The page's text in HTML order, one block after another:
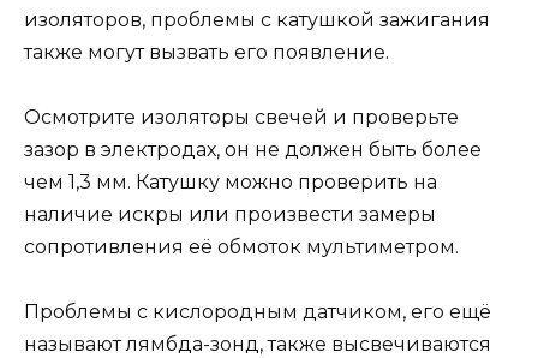
изоляторов, проблемы с катушкой зажигания
также могут вызвать его появление.
Осмотрите изоляторы свечей и проверьте
зазор в электродах, он не должен быть более
чем 1,3 мм. Катушку можно проверить на
наличие искры или произвести замеры
сопротивления её обмоток мультиметром.
Проблемы с кислородным датчиком, его ещё
называют лямбда-зонд, также высвечиваются